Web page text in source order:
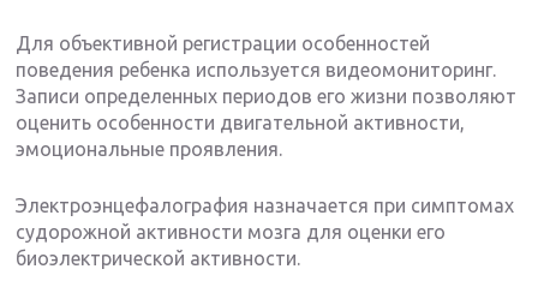
Для объективной регистрации особенностей
поведения ребенка используется видеомониторинг.
Записи определенных периодов его жизни позволяют
оценить особенности двигательной активности,
эмоциональные проявления.
Электроэнцефалография назначается при симптомах
судорожной активности мозга для оценки его
биоэлектрической активности.